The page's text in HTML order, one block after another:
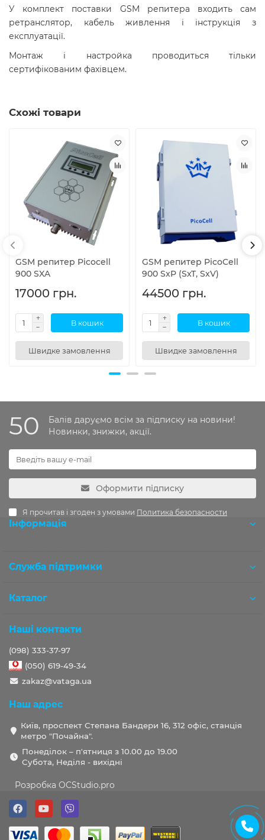
У комплект поставки GSM репитера входить сам
ретранслятор, кабель живлення і інструкція з
експлуатації.
Монтаж і настройка проводиться тільки
сертифікованим фахівцем.
Схожі товари
GSM репитер Picocell
900 SXA
17000 грн.
В кошик
Швидке замовлення
GSM репитер PicoCell
900 SxP (SxT, SxV)
44500 грн.
В кошик
Швидке замовлення
50
Балів даруємо всім за підписку на новини!
Новинки, знижки, акції.
Оформити підписку
Я прочитав і згоден з умовами Политика безопасности
Інформація
Служба підтримки
Каталог
Наші контакти
(098) 333-37-97
(050) 619-49-34
zakaz@vataga.ua
Наш адрес
Київ, проспект Степана Бандери 16, 312 офіс, станція
метро "Почайна".
Понеділок – п'ятниця з 10.00 до 19.00
Субота, Неділя - вихідні
Розробка OCStudio.pro